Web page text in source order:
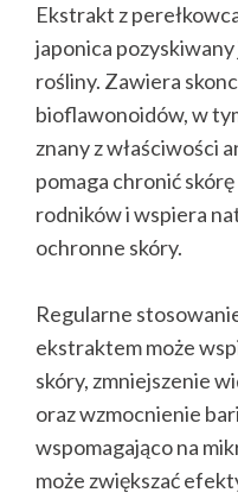
Ekstrakt z
japonica
rośliny. Zawiera
bioflawonoidów, w
znany z właściwości
pomaga chronić
rodników i wspiera
ochronne skóry.
Regularne
ekstraktem może
skóry, zmniejszenie
oraz wzmocnienie
wspomagająco na
może zwiększać